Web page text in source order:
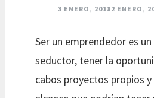
3 ENERO, 20182 ENERO,
Ser un emprendedor es
seductor, tener la
cabos proyectos propios y